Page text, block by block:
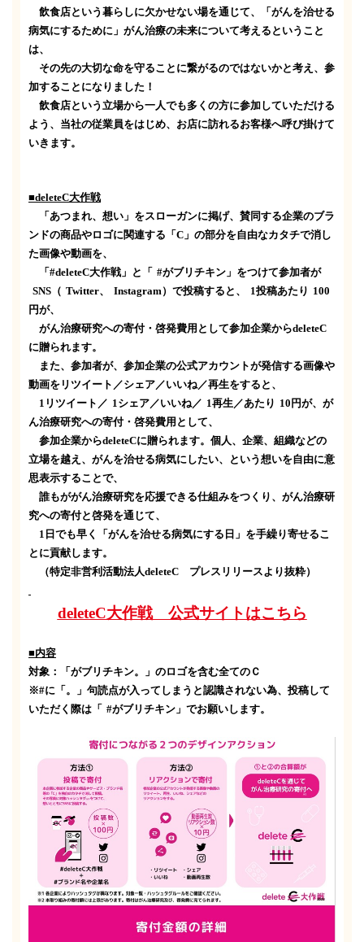
飲食店という暮らしに欠かせない場を通じて、「がんを治せる
病気にするために」がん治療の未来について考えるということ
は、
その先の大切な命を守ることに繋がるのではないかと考え、参
加することになりました！
飲食店という立場から一人でも多くの方に参加していただける
よう、当社の従業員をはじめ、お店に訪れるお客様へ呼び掛けて
いきます。
■deleteC大作戦
「あつまれ、想い」をスローガンに掲げ、賛同する企業のブラ
ンドの商品やロゴに関連する「C 」の部分を自由なカタチで消し
た画像や動画を、
「#deleteC大作戦」と「 #がブリチキン」をつけて参加者が
SNS （ Twitter、 Instagram ）で投稿すると、 1投稿あたり 100
円が、
がん治療研究への寄付・啓発費用として参加企業からdeleteC
に贈られます。
また、参加者が、参加企業の公式アカウントが発信する画像や
動画をリツイート／シェア／いいね／再生をすると、
1 リツイート／ 1 シェア／いいね／ 1再生／あたり 10円が、が
ん治療研究への寄付・啓発費用として、
参加企業からdeleteCに贈られます。個人、企業、組織などの
立場を越え、がんを治せる病気にしたい、という想いを自由に意
思表示することで、
誰もががん治療研究を応援できる仕組みをつくり、がん治療研
究への寄付と啓発を通じて、
1 日でも早く「がんを治せる病気にする日」を手繰り寄せるこ
とに貢献します。
（特定非営利活動法人deleteC プレスリリースより抜粋）
deleteC大作戦 公式サイトはこちら
■内容
対象：「がブリチキン。」のロゴを含む全てのＣ
※#に「。」句読点が入ってしまうと認識されない為、投稿して
いただく際は「 #がブリチキン」でお願いします。